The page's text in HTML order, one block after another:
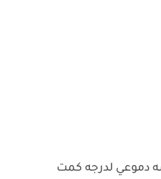
دموعي لدرجه كمت